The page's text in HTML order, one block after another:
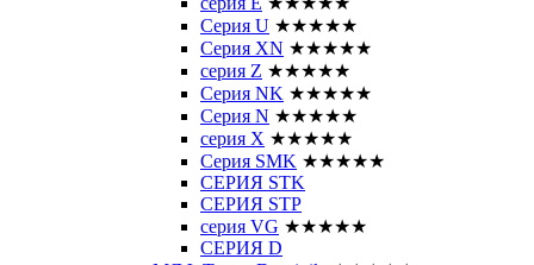
Серия U ★★★★★
Серия XN ★★★★★
серия Z ★★★★★
Серия NK ★★★★★
Серия N ★★★★★
серия X ★★★★★
Серия SMK ★★★★★
СЕРИЯ STK
СЕРИЯ STP
серия VG ★★★★★
СЕРИЯ D